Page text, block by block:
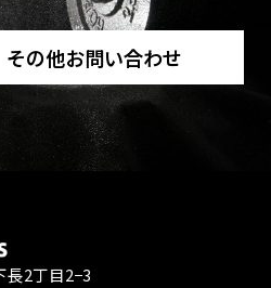
その他お問い合わせ
2丁目2−3